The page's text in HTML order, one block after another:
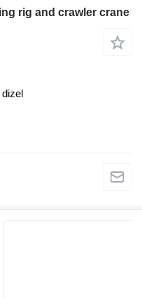
rig and crawler crane
dizel